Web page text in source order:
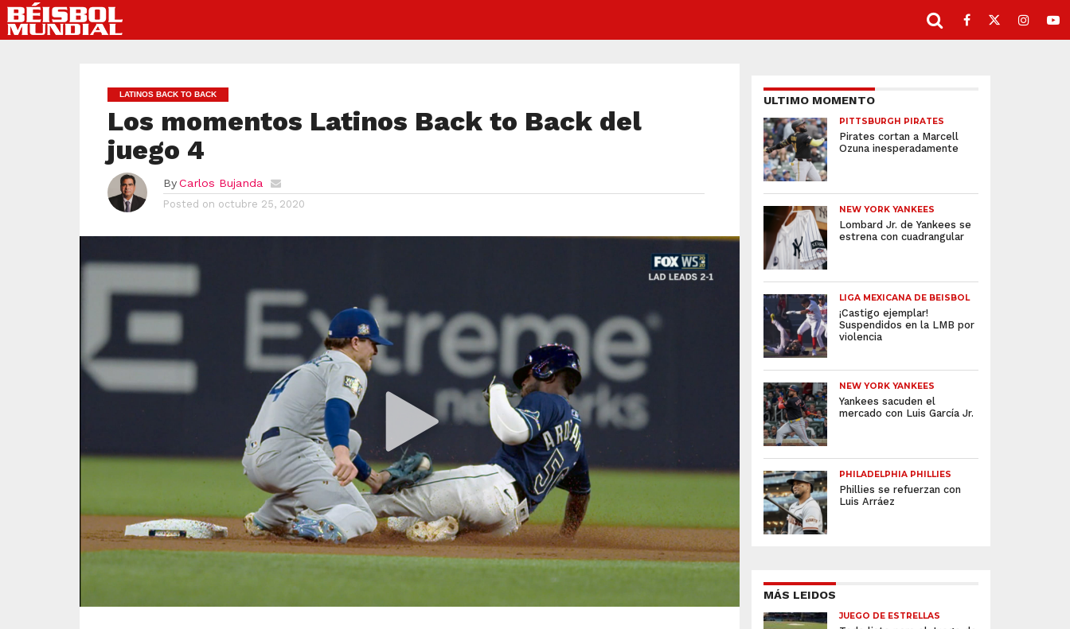
LATINOS BACK TO BACK
Los momentos Latinos Back to Back del
juego 4
By Carlos Bujanda
Posted on octubre 25, 2020
ULTIMO MOMENTO
PITTSBURGH PIRATES
Pirates cortan a Marcell
Ozuna inesperadamente
NEW YORK YANKEES
Lombard Jr. de Yankees se
estrena con cuadrangular
LIGA MEXICANA DE BEISBOL
¡Castigo ejemplar!
Suspendidos en la LMB por
violencia
NEW YORK YANKEES
Yankees sacuden el
mercado con Luis García Jr.
PHILADELPHIA PHILLIES
Phillies se refuerzan con
Luis Arráez
MÁS LEIDOS
JUEGO DE ESTRELLAS